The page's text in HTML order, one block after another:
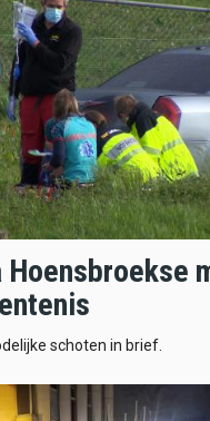
Hoensbroekse
schoten in brief.